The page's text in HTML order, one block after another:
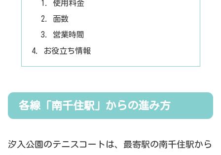
使用料金
面数
営業時間
お役立ち情報
各線「南千住駅」からの進み方
汐入公園のテニスコートは、最寄駅の南千住駅から